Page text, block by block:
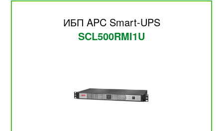
ИБП APC Smart-UPS
SCL500RMI1U